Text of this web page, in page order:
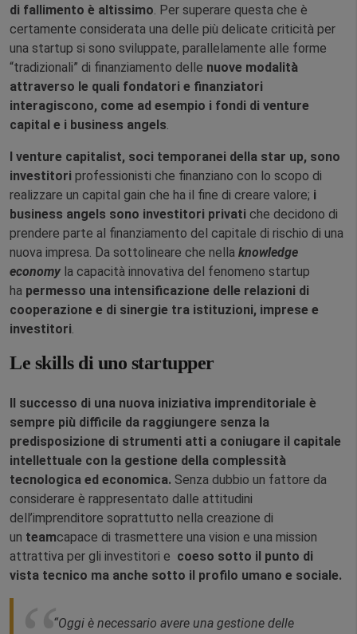
di fallimento è altissimo. Per superare questa che è
certamente considerata una delle più delicate criticità per
una startup si sono sviluppate, parallelamente alle forme
“tradizionali” di finanziamento delle nuove modalità
attraverso le quali fondatori e finanziatori
interagiscono, come ad esempio i fondi di venture
capital e i business angels.
I venture capitalist, soci temporanei della star up, sono
investitori professionisti che finanziano con lo scopo di
realizzare un capital gain che ha il fine di creare valore; i
business angels sono investitori privati che decidono di
prendere parte al finanziamento del capitale di rischio di una
nuova impresa. Da sottolineare che nella knowledge
economy la capacità innovativa del fenomeno startup
ha permesso una intensificazione delle relazioni di
cooperazione e di sinergie tra istituzioni, imprese e
investitori.
Le skills di uno startupper
Il successo di una nuova iniziativa imprenditoriale è
sempre più difficile da raggiungere senza la
predisposizione di strumenti atti a coniugare il capitale
intellettuale con la gestione della complessità
tecnologica ed economica. Senza dubbio un fattore da
considerare è rappresentato dalle attitudini
dell’imprenditore soprattutto nella creazione di
un teamcapace di trasmettere una vision e una mission
attrattiva per gli investitori e coeso sotto il punto di
vista tecnico ma anche sotto il profilo umano e sociale.
“Oggi è necessario avere una gestione delle